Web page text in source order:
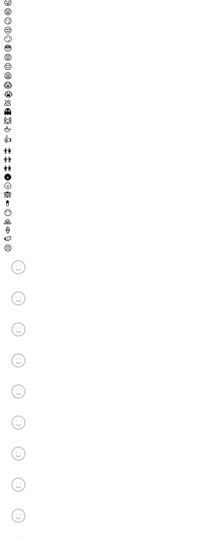
😜
😝
😏
😒
🙄
😳
😡
😔
😫
😱
😭
💩
👻
🙌
🖕
👍
👫
👬
👭
🌚
🌝
🙈
💊
😶
🙏
🍦
🍉
😣